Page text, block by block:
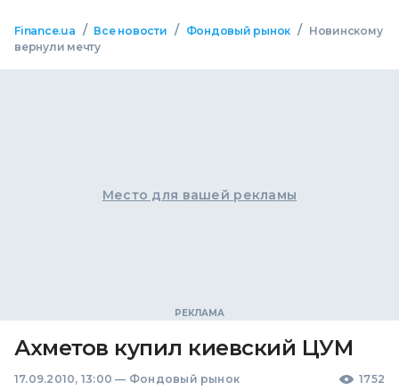
Finance.ua / Все новости / Фондовый рынок /
Новинскому
вернули мечту
Место для вашей рекламы
Ахметов купил киевский ЦУМ
17.09.2010, 13:00 — Фондовый рынок 1752